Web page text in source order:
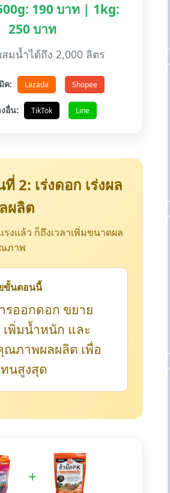
190 บาท | 1kg:
250 บาท
สมน้ำได้ถึง 2,000 ลิตร
ค: Lazada Shopee
อื่น: TikTok Line
2: เร่งดอก เร่งผล
ผลิต
งแล้ว ก็ถึงเวลาเพิ่มขนาดผล
ภาพ
ขั้นตอนนี้
รออกดอก ขยาย
พิ่มน้ำหนัก และ
ณภาพผลผลิต เพื่อ
นสูงสุด
+